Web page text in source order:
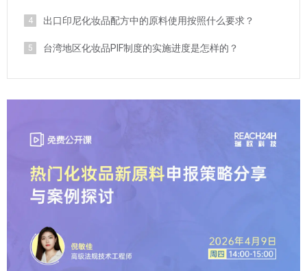
4 出口印尼化妆品配方中的原料使用按照什么要求？
5 台湾地区化妆品PIF制度的实施进度是怎样的？